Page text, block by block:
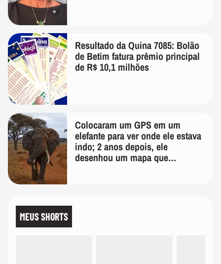
Resultado da Quina 7085: Bolão
de Betim fatura prêmio principal
de R$ 10,1 milhões
Colocaram um GPS em um
elefante para ver onde ele estava
indo; 2 anos depois, ele
desenhou um mapa que
MEUS SHORTS